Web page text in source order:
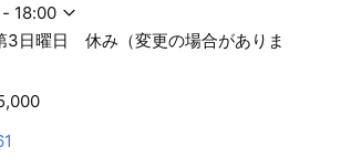
18:00
3日曜日 休み（変更の場合がありま